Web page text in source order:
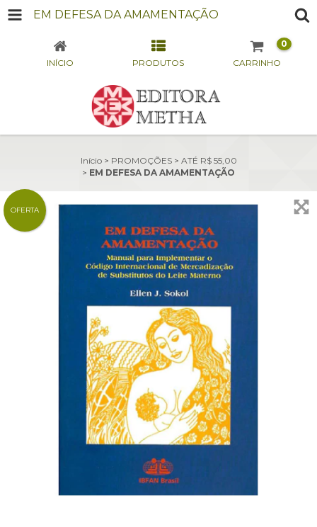
EM DEFESA DA AMAMENTAÇÃO
INÍCIO PRODUTOS CARRINHO
0
Início > PROMOÇÕES > ATÉ R$ 55,00
> EM DEFESA DA AMAMENTAÇÃO
OFERTA